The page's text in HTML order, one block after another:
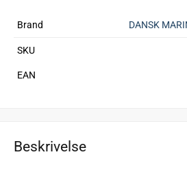
Brand DANSK
SKU
EAN
Beskrivelse